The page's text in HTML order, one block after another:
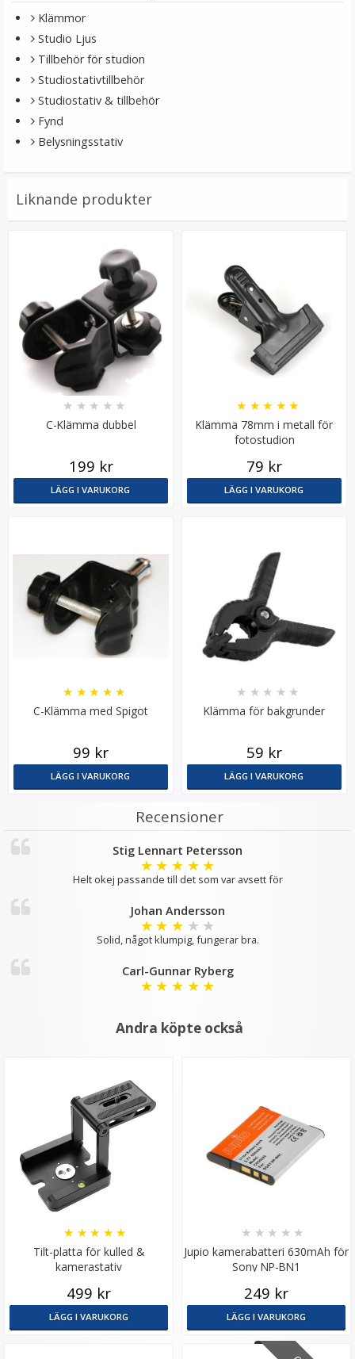
Stor mobilväska med kortplats Guldfärgad
★★
LÄGG I VARUKORG
Jupio kamerabatteri 1100 mAh för Canon Ixus,
Powershot NB-6LH
LÄGG I VARUKORG
★★ ★★★
LÄGG I VARUKORG
Klämmor
Studio Ljus
Tillbehör för studion
Studiostativtillbehör
Studiostativ & tillbehör
Fynd
Belysningsstativ
Liknande produkter
C-Klämma dubbel
★ ★ ★ ★ ★
199 kr
LÄGG I VARUKORG
Klämma 78mm i metall för
fotostudion
★ ★ ★ ★ ★
79 kr
LÄGG I VARUKORG
C-Klämma med Spigot
★ ★ ★ ★ ★
99 kr
LÄGG I VARUKORG
Klämma för bakgrunder
★ ★ ★ ★ ★
59 kr
LÄGG I VARUKORG
Recensioner
Stig Lennart Petersson
★ ★ ★ ★ ★
Helt okej passande till det som var avsett för
Johan Andersson
★ ★ ★ ★ ★
Solid, något klumpig, fungerar bra.
Carl-Gunnar Ryberg
★ ★ ★ ★ ★
Andra köpte också
Tilt-platta för kulled &
kamerastativ
★ ★ ★ ★ ★
499 kr
LÄGG I VARUKORG
Jupio kamerabatteri 630mAh för
Sony NP-BN1
★ ★ ★ ★ ★
249 kr
LÄGG I VARUKORG